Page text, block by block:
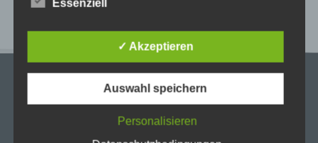
der Datenschutz-Grundverordnung (DS-GVO)
soll sowohl für die Öffentlichkeit als auch für
unsere Kunden und Geschäftspartner einfach
lesbar und verständlich sein. Um dies zu
gewährleisten, möchten wir vorab die verwendeten
Begrifflichkeiten erläutern.
Wir verwenden in dieser Datenschutzerklärung
unter anderem die folgenden Begriffe:
Essenziell
✓ Akzeptieren
Auswahl speichern
Personalisieren